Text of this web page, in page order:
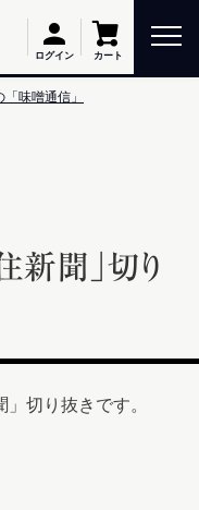
ログイン カート
味噌通信」
新聞」切り
切り抜きです。